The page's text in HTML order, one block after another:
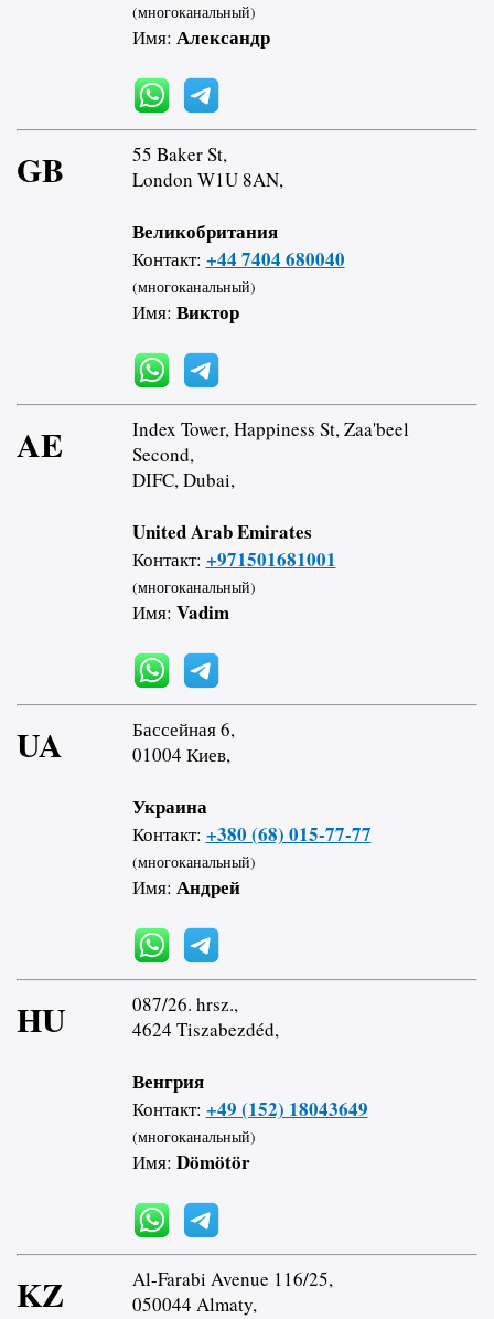
(многоканальный)
Имя: Александр
GB
55 Baker St,
London W1U 8AN,
Великобритания
Контакт: +44 7404 680040
(многоканальный)
Имя: Виктор
AE
Index Tower, Happiness St, Zaa'beel
Second,
DIFC, Dubai,
United Arab Emirates
Контакт: +971501681001
(многоканальный)
Имя: Vadim
UA
Бассейная 6,
01004 Киев,
Украина
Контакт: +380 (68) 015-77-77
(многоканальный)
Имя: Андрей
HU
087/26. hrsz.,
4624 Tiszabezdéd,
Венгрия
Контакт: +49 (152) 18043649
(многоканальный)
Имя: Dömötör
KZ
Al-Farabi Avenue 116/25,
050044 Almaty,